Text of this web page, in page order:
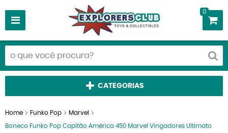
0
CATEGORIAS
Home Funko Pop Marvel
Boneco Funko Pop Capitão América 450 Marvel Vingadores Ultimato